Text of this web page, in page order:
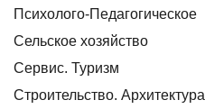
Психолого-Педагогическое
Сельское хозяйство
Сервис. Туризм
Строительство. Архитектура